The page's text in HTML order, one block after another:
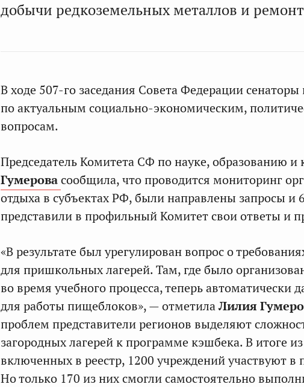
добычи редкоземельных металлов и
В ходе 507-го заседания Совета Федерации сенаторы
по актуальным социально-экономическим,
вопросам.
Председатель Комитета СФ по науке, образованию и
Гумеровасообщила, что проводится мониторинг
отдыха в субъектах РФ, были направлены запросы и
представили в профильный Комитет свои ответы и
«В результате был урегулирован вопрос о
для пришкольных лагерей. Там, где было
во время учебного процесса, теперь автоматически
для работы пищеблоков», — отметилаЛилия
проблем представители регионов выделяют
загородных лагерей к программе кэшбека. В итоге
включенных в реестр, 1200 учреждений участвуют
Но только 170 из них смогли самостоятельно